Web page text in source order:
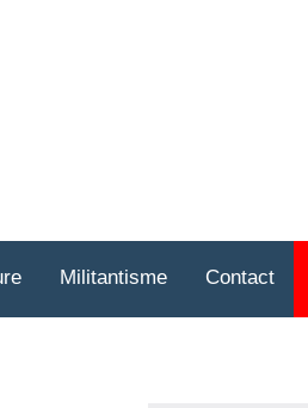
Militantisme Contact